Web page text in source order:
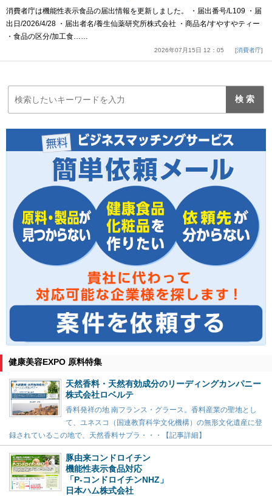
消費者庁は機能性表示食品の届出情報を更新しました。 ・届出番号/L109 ・届
出日/2026/4/28 ・届出者名/養生仙薬研究所株式会社 ・商品名/すやすやティー
・食品の区分/加工食……
2026年07月15日 12：05 消費者庁
健康美容EXPO 原料特集
天然香料・天然有効成分のリーディングカンパニー
株式会社ロベルテ
香料発祥の地 南フランス・グラース。香料産業の聖地とし
て、ユネスコ（国連教育科学文化機構）の無形文化遺産に登
録されているこの地で、天然香料サプラ・・・【記事詳細】
豚由来コンドロイチン
機能性表示食品対応
「P-コンドロイチンNHZ」
日本ハム株式会社